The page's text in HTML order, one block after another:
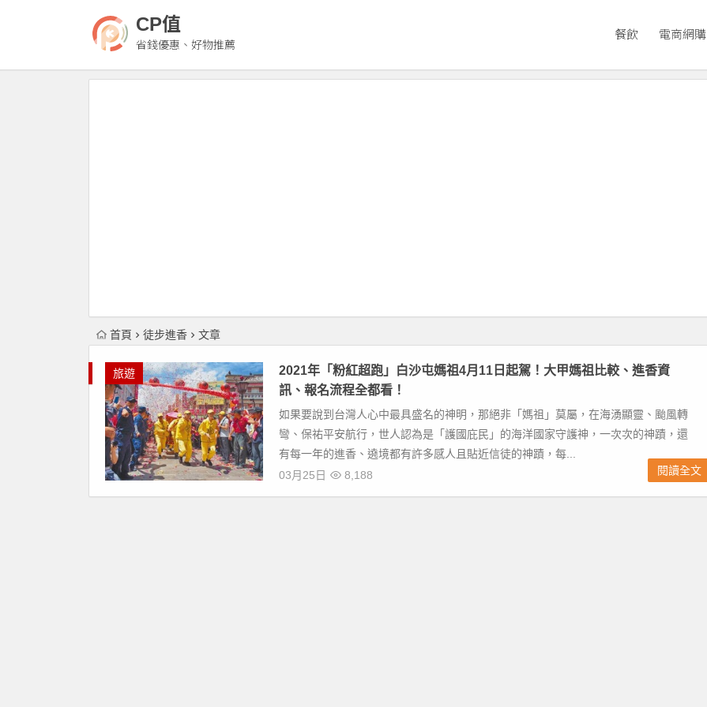
CP值
省錢優惠、好物推薦
餐飲 電商網購
首頁 徒步進香 文章
旅遊
2021年「粉紅超跑」白沙屯媽祖4月11日起駕！大甲媽祖比較、進香資
訊、報名流程全都看！
如果要說到台灣人心中最具盛名的神明，那絕非「媽祖」莫屬，在海湧顯靈、颱風轉
彎、保祐平安航行，世人認為是「護國庇民」的海洋國家守護神，一次次的神蹟，還
有每一年的進香、遶境都有許多感人且貼近信徒的神蹟，每...
03月25日
8,188 閱讀全文